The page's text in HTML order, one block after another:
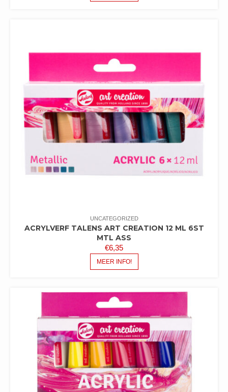
UNCATEGORIZED
ACRYLVERF TALENS ART CREATION 12 ML 6ST
MTL ASS
€6,35
MEER INFO!